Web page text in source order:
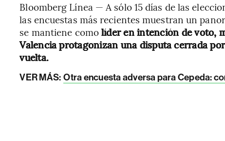
Bloomberg Línea — A sólo 15 días de las
las encuestas más recientes muestran un
se mantiene comolíder en intención de voto,
Valencia protagonizan una disputa cerrada
vuelta.
VER MÁS: Otra encuesta adversa para Cepeda: